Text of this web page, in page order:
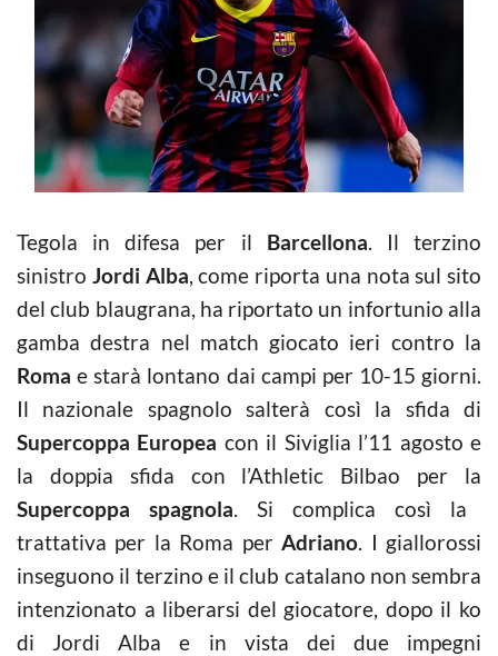
Tegola in difesa per il Barcellona. Il terzino
sinistro Jordi Alba, come riporta una nota sul sito
del club blaugrana, ha riportato un infortunio alla
gamba destra nel match giocato ieri contro la
Roma e starà lontano dai campi per 10-15 giorni.
Il nazionale spagnolo salterà così la sfida di
Supercoppa Europea con il Siviglia l’11 agosto e
la doppia sfida con l’Athletic Bilbao per la
Supercoppa spagnola. Si complica così la
trattativa per la Roma perAdriano. I giallorossi
inseguono il terzino e il club catalano non sembra
intenzionato a liberarsi del giocatore, dopo il ko
di Jordi Alba e in vista dei due impegni